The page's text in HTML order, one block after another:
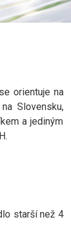
orientuje na
Slovensku,
a jediným
starší než 4